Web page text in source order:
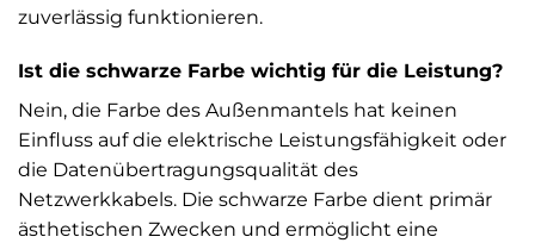
zuverlässig funktionieren.
Ist die schwarze Farbe wichtig für die Leistung?
Nein, die Farbe des Außenmantels hat keinen
Einfluss auf die elektrische Leistungsfähigkeit oder
die Datenübertragungsqualität des
Netzwerkkabels. Die schwarze Farbe dient primär
ästhetischen Zwecken und ermöglicht eine